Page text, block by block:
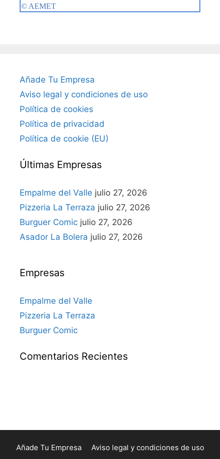
Añade Tu Empresa
Aviso legal y condiciones de uso
Política de cookies
Política de privacidad
Política de cookie (EU)
Últimas Empresas
Empalme del Valle julio 27, 2026
Pizzeria La Terraza julio 27, 2026
Burguer Comic julio 27, 2026
Asador La Bolera julio 27, 2026
Empresas
Empalme del Valle
Pizzeria La Terraza
Burguer Comic
Comentarios Recientes
Añade Tu Empresa
Aviso legal y condiciones de uso